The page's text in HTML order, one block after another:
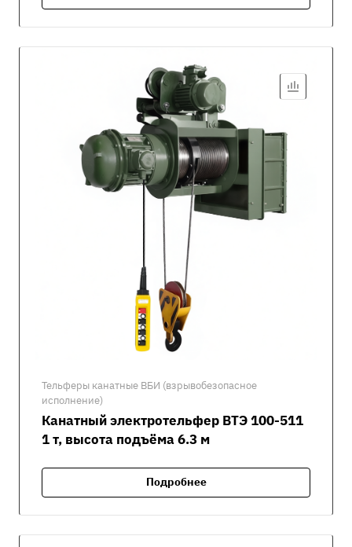
Тельферы канатные ВБИ (взрывобезопасное
исполнение)
Канатный электротельфер ВТЭ 100-511
1 т, высота подъёма 6.3 м
Подробнее